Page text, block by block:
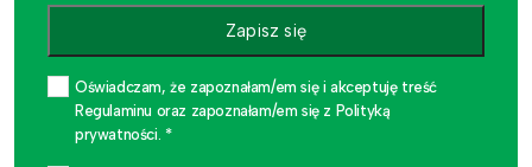
Zapisz się
Oświadczam, że zapoznałam/em się i akceptuję treść
Regulaminu oraz zapoznałam/em się z Polityką
prywatności. *